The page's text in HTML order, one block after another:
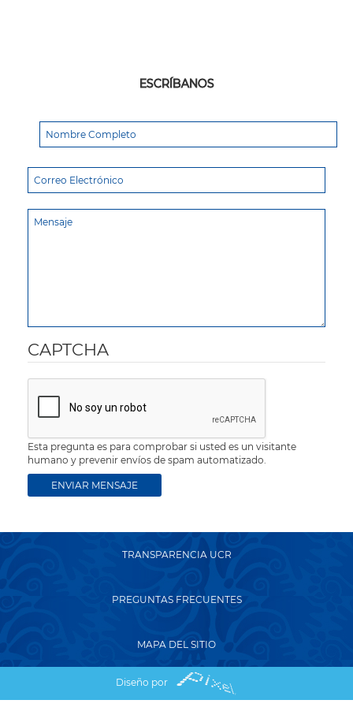
ESCRÍBANOS
CAPTCHA
Esta pregunta es para comprobar si usted es un visitante
humano y prevenir envíos de spam automatizado.
TRANSPARENCIA UCR
PREGUNTAS FRECUENTES
MAPA DEL SITIO
Diseño por